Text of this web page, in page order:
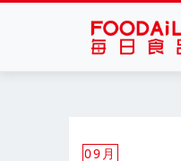
09月